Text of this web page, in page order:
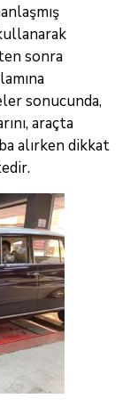
sonra
sonucunda,
araçta
alırken dikkat